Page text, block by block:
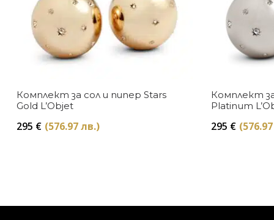
Комплект за сол и пипер Stars
Gold L’Objet
295 € (576.97 лв.)
Комплект
Platinum
295 €